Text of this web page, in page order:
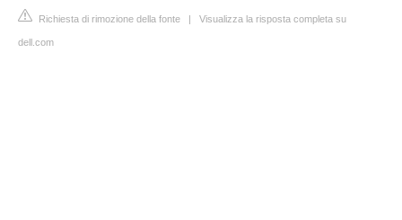
Richiesta di rimozione della fonte | Visualizza la risposta completa su
dell.com